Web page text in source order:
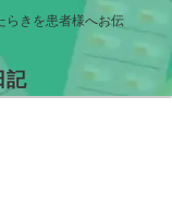
らきを患者様へお伝
記